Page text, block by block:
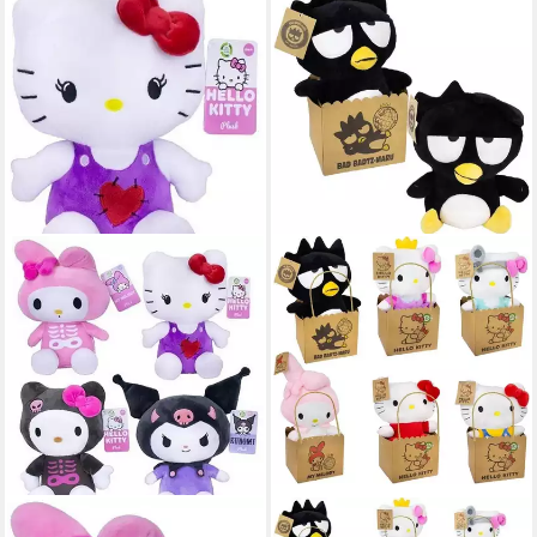
SANRIO SANRIO